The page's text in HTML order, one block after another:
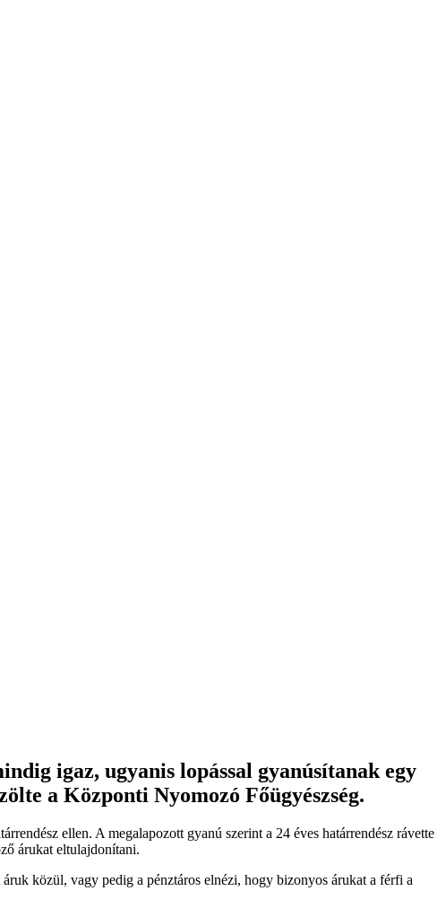
igaz, ugyanis lopással gyanúsítanak egy
a Központi Nyomozó Főügyészség.
ellen. A megalapozott gyanú szerint a 24 éves határrendész rávette
árukat eltulajdonítani.
közül, vagy pedig a pénztáros elnézi, hogy bizonyos árukat a férfi a